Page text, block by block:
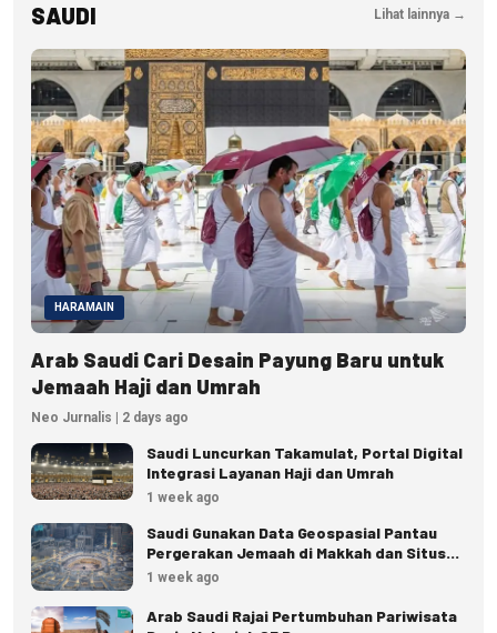
SAUDI Lihat lainnya →
HARAMAIN
Arab Saudi Cari Desain Payung Baru untuk
Jemaah Haji dan Umrah
Neo Jurnalis | 2 days ago
Saudi Luncurkan Takamulat, Portal Digital
Integrasi Layanan Haji dan Umrah
1 week ago
Saudi Gunakan Data Geospasial Pantau
Pergerakan Jemaah di Makkah dan Situs
Suci
1 week ago
Arab Saudi Rajai Pertumbuhan Pariwisata